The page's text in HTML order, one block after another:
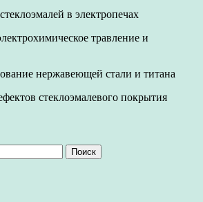
в электропечах
травление и
нержавеющей стали и титана
стеклоэмалевого покрытия